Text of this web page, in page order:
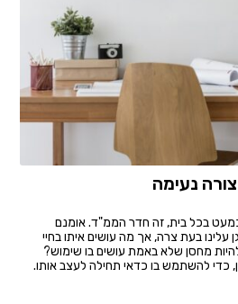
נעימה
בכל בית, זה חדר הממ"ד. אומנם
בעת צרה, אך מה עושים איתו בחיי
מחסן שלא באמת עושים בו שימוש?
כדי להשתמש בו כדאי תחילה לעצב אותו.